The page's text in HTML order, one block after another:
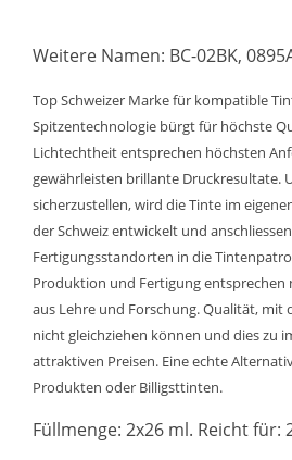
Weitere Namen: BC-02BK,
Top Schweizer Marke für kompatible
Spitzentechnologie bürgt für höchste
Lichtechtheit entsprechen höchsten
gewährleisten brillante Druckresultate.
sicherzustellen, wird die Tinte im
der Schweiz entwickelt und
Fertigungsstandorten in die
Produktion und Fertigung entsprechen
aus Lehre und Forschung. Qualität, mit
nicht gleichziehen können und dies zu
attraktiven Preisen. Eine echte
Produkten oder Billigsttinten.
Füllmenge: 2x26 ml. Reicht für: